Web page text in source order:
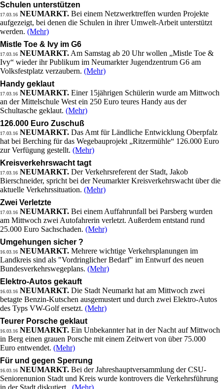
Schulen unterstützen
17.03.16 NEUMARKT. Bei einem Netzwerktreffen wurden Projekte
aufgezeigt, bei denen die Schulen in ihrer Umwelt-Arbeit unterstützt
werden. (Mehr)
Mistle Toe & Ivy im G6
17.03.16 NEUMARKT. Am Samstag ab 20 Uhr wollen „Mistle Toe &
Ivy“ wieder ihr Publikum im Neumarkter Jugendzentrum G6 am
Volksfestplatz verzaubern. (Mehr)
Handy geklaut
17.03.16 NEUMARKT. Einer 15jährigen Schülerin wurde am Mittwoch
an der Mittelschule West ein 250 Euro teures Handy aus der
Schultasche geklaut. (Mehr)
126.000 Euro Zuschuß
17.03.16 NEUMARKT. Das Amt für Ländliche Entwicklung Oberpfalz
hat bei Berching für das Wegebauprojekt „Ritzermühle“ 126.000 Euro
zur Verfügung gestellt. (Mehr)
Kreisverkehrswacht tagt
17.03.16 NEUMARKT. Der Verkehrsreferent der Stadt, Jakob
Bierschneider, spricht bei der Neumarkter Kreisverkehrswacht über die
aktuelle Verkehrssituation. (Mehr)
Zwei Verletzte
17.03.16 NEUMARKT. Bei einem Auffahrunfall bei Parsberg wurden
am Mittwoch zwei Autofahrerin verletzt. Außerdem entstand rund
25.000 Euro Sachschaden. (Mehr)
Umgehungen sicher ?
16.03.16 NEUMARKT. Mehrere wichtige Verkehrsplanungen im
Landkreis sind als "Vordringlicher Bedarf" im Entwurf des neuen
Bundesverkehrswegeplans. (Mehr)
Elektro-Autos gekauft
16.03.16 NEUMARKT. Die Stadt Neumarkt hat am Mittwoch zwei
betagte Benzin-Kutschen ausgemustert und durch zwei Elektro-Autos
des Typs VW-Golf ersetzt. (Mehr)
Teurer Porsche geklaut
16.03.16 NEUMARKT. Ein Unbekannter hat in der Nacht auf Mittwoch
in Berg einen grauen Porsche mit einem Zeitwert von über 75.000
Euro entwendet. (Mehr)
Für und gegen Sperrung
16.03.16 NEUMARKT. Bei der Jahreshauptversammlung der CSU-
Seniorenunion Stadt und Kreis wurde kontrovers die Verkehrsführung
in der Stadt diskutiert. (Mehr)